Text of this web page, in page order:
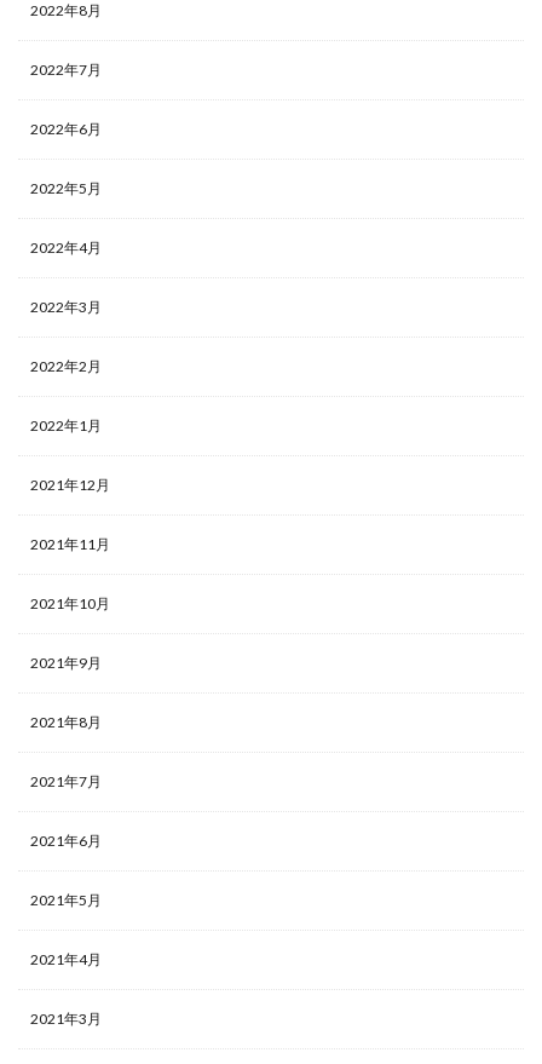
2022年8月
2022年7月
2022年6月
2022年5月
2022年4月
2022年3月
2022年2月
2022年1月
2021年12月
2021年11月
2021年10月
2021年9月
2021年8月
2021年7月
2021年6月
2021年5月
2021年4月
2021年3月